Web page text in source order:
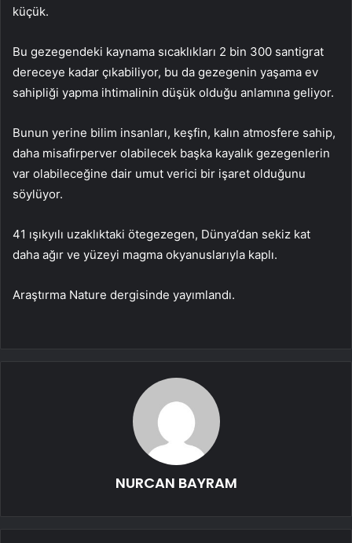
küçük.
Bu gezegendeki kaynama sıcaklıkları 2 bin 300 santigrat
dereceye kadar çıkabiliyor, bu da gezegenin yaşama ev
sahipliği yapma ihtimalinin düşük olduğu anlamına geliyor.
Bunun yerine bilim insanları, keşfin, kalın atmosfere sahip,
daha misafirperver olabilecek başka kayalık gezegenlerin
var olabileceğine dair umut verici bir işaret olduğunu
söylüyor.
41 ışıkyılı uzaklıktaki ötegezegen, Dünya’dan sekiz kat
daha ağır ve yüzeyi magma okyanuslarıyla kaplı.
Araştırma Nature dergisinde yayımlandı.
NURCAN BAYRAM